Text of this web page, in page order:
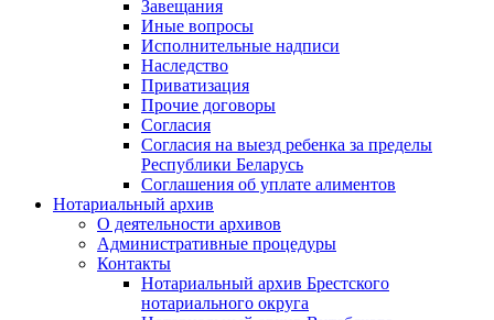
Завещания
Иные вопросы
Исполнительные надписи
Наследство
Приватизация
Прочие договоры
Согласия
Согласия на выезд ребенка за пределы
Республики Беларусь
Соглашения об уплате алиментов
Нотариальный архив
О деятельности архивов
Административные процедуры
Контакты
Нотариальный архив Брестского
нотариального округа